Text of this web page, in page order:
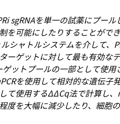
sgRNAを単一の試薬にプー
を可能にしたりすることがで
シャトルシステムを介して、
ーゲットに対して最も有効な
ットプールの一部として使
を使用して相対的な遺伝
て使用するΔΔCq法で計算し
度を大幅に減少したり、細胞